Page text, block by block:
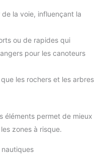
la voie, influençant la
ou de rapides qui
pour les canoteurs
les rochers et les arbres
éléments permet de mieux
zones à risque.